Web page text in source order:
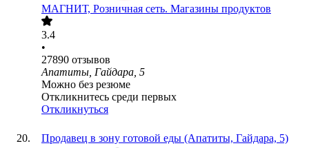
МАГНИТ, Розничная сеть. Магазины продуктов
3.4
•
27890 отзывов
Апатиты, Гайдара, 5
Можно без резюме
Откликнитесь среди первых
Откликнуться
Продавец в зону готовой еды (Апатиты, Гайдара, 5)